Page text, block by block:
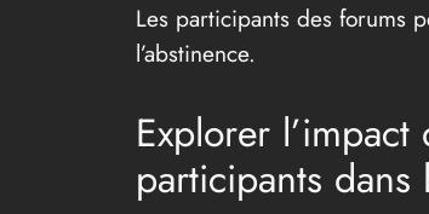
Les participants des forums
l’abstinence.
Explorer
participants